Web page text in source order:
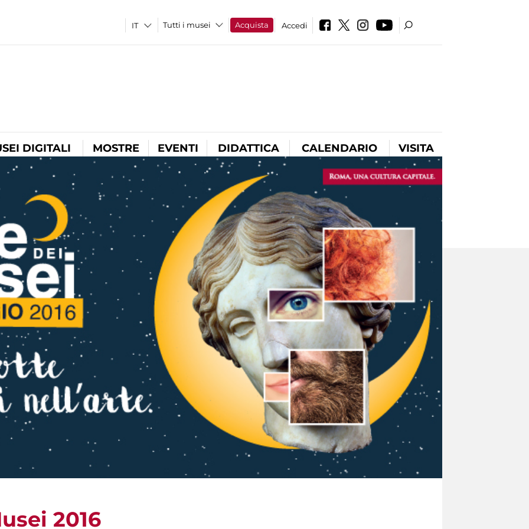
Tutti i musei Acquista Accedi
DIGITALI MOSTRE EVENTI DIDATTICA CALENDARIO VISITA
2016